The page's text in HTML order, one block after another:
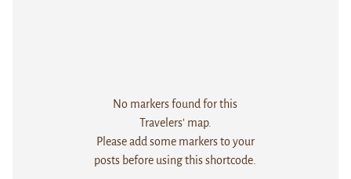
No markers found for this
Travelers' map.
Please add some markers to your
posts before using this shortcode.